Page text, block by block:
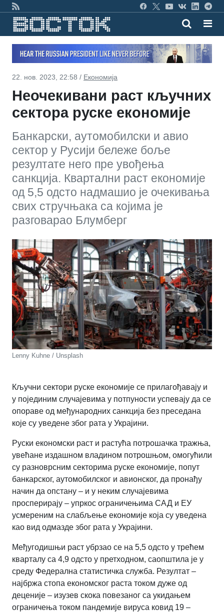
22. нов. 2023, 22:58 / Економија
Неочекивани раст кључних
сектора руске економије
Банкарски, аутомобилски и авио
сектор у Русији бележе боље
резултате него пре увођења
санкција. Квартални раст економије
од 5,5 одсто надмашио је очекивања
свих стручњака са којима је
разговарао Блумберг
Lenny Kuhne / Unsplash
Кључни сектори руске економије се прилагођавају и
у појединим случајевима у потпуности успевају да се
опораве од међународних санкција без преседана
које су уведене због рата у Украјини.
Руски економски раст и растућа потрошачка тражња,
увећане издашном владином потрошњом, омогућили
су разноврсним секторима руске економије, попут
банкарског, аутомобилског и авионског, да пронађу
начин да опстану – и у неким случајевима
просперирају – упркос ограничењима САД и ЕУ
усмереним на слабљење економије која су уведена
као вид одмазде због рата у Украјини.
Међугодишњи раст убрзао се на 5,5 одсто у трећем
кварталу са 4,9 одсто у претходном, саопштила је у
среду Федерална статистичка служба. Резултат –
најбржа стопа економског раста током дуже од
деценије – изузев скока повезаног са укидањем
ограничења током пандемије вируса ковид 19 –